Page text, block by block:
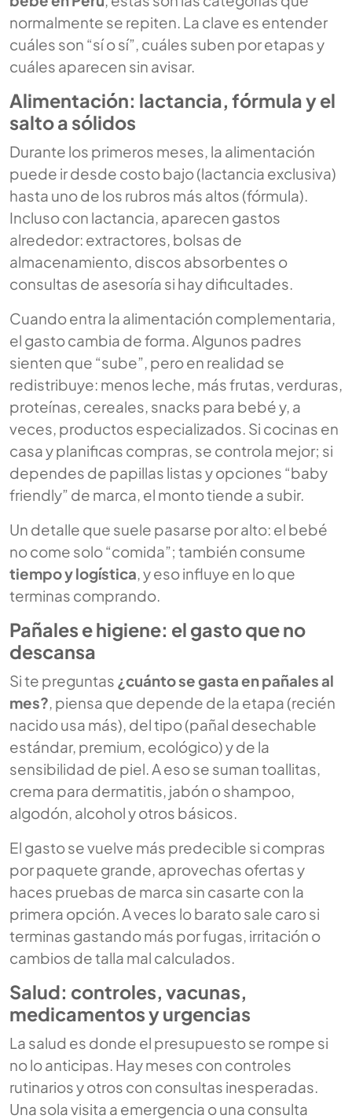
normalmente se repiten. La clave es entender
cuáles son “sí o sí”, cuáles suben por etapas y
cuáles aparecen sin avisar.
Alimentación: lactancia, fórmula y el
salto a sólidos
Durante los primeros meses, la alimentación
puede ir desde costo bajo (lactancia exclusiva)
hasta uno de los rubros más altos (fórmula).
Incluso con lactancia, aparecen gastos
alrededor: extractores, bolsas de
almacenamiento, discos absorbentes o
consultas de asesoría si hay dificultades.
Cuando entra la alimentación complementaria,
el gasto cambia de forma. Algunos padres
sienten que “sube”, pero en realidad se
redistribuye: menos leche, más frutas, verduras,
proteínas, cereales, snacks para bebé y, a
veces, productos especializados. Si cocinas en
casa y planificas compras, se controla mejor; si
dependes de papillas listas y opciones “baby
friendly” de marca, el monto tiende a subir.
Un detalle que suele pasarse por alto: el bebé
no come solo “comida”; también consume
tiempo y logística , y eso influye en lo que
terminas comprando.
Pañales e higiene: el gasto que no
descansa
Si te preguntas ¿cuánto se gasta en pañales al
mes? , piensa que depende de la etapa (recién
nacido usa más), del tipo (pañal desechable
estándar, premium, ecológico) y de la
sensibilidad de piel. A eso se suman toallitas,
crema para dermatitis, jabón o shampoo,
algodón, alcohol y otros básicos.
El gasto se vuelve más predecible si compras
por paquete grande, aprovechas ofertas y
haces pruebas de marca sin casarte con la
primera opción. A veces lo barato sale caro si
terminas gastando más por fugas, irritación o
cambios de talla mal calculados.
Salud: controles, vacunas,
medicamentos y urgencias
La salud es donde el presupuesto se rompe si
no lo anticipas. Hay meses con controles
rutinarios y otros con consultas inesperadas.
Una sola visita a emergencia o una consulta